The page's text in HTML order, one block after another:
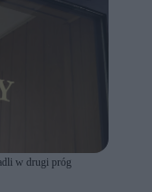
w drugi próg